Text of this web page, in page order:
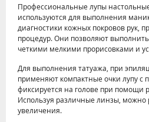
Профессиональные лупы
используются для выполнения
диагностики кожных покровов рук,
процедур. Они позволяют
четкими мелкими прорисовками и
Для выполнения татуажа, при
применяют компактные очки лупу с
фиксируется на голове при помощи
Используя различные линзы, можно
увеличения.